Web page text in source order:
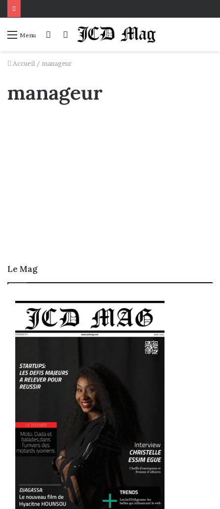
Menu Connexion
Voir
panier
Accueil / manageur
manageur
Le Mag